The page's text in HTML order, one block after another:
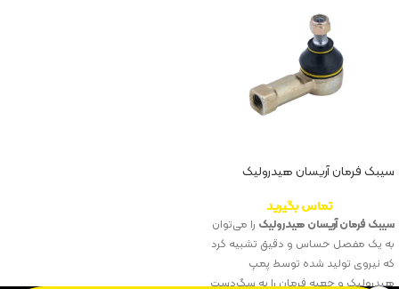
سیبک فرمان آریسان هیدرولیک
تماس بگیرید
سیبک فرمان آریسان هیدرولیک را می‌توان
به یک مفصل حساس و دقیق تشبیه کرد
که نیروی تولید شده توسط پمپ
هیدرولیک و جعبه فرمان را به سگ‌دست